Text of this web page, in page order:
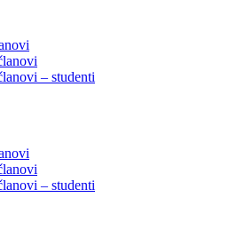
– studenti
– studenti